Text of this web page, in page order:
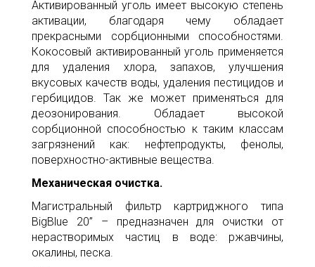
Активированный уголь имеет высокую степень
активации, благодаря чему обладает
прекрасными сорбционными способностями.
Кокосовый активированный уголь применяется
для удаления хлора, запахов, улучшения
вкусовых качеств воды, удаления пестицидов и
гербицидов. Так же может применяться для
деозонирования. Обладает высокой
сорбционной способностью к таким классам
загрязнений как: нефтепродукты, фенолы,
поверхностно-активные вещества.
Механическая очистка.
Магистральный фильтр картриджного типа
BigBlue 20” – предназначен для очистки от
нерастворимых частиц в воде: ржавчины,
окалины, песка.